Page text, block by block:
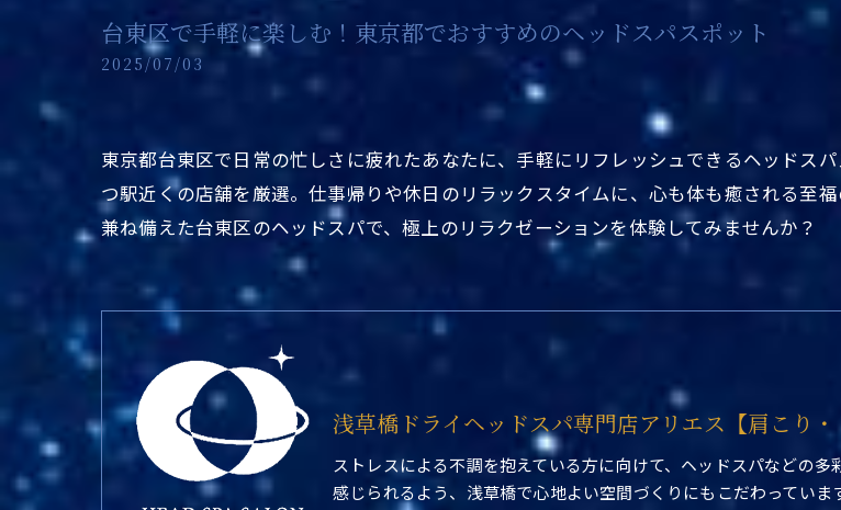
台東区で手軽に楽しむ！東京都でおすすめのヘッドスパスポット
2025/07/03
東京都台東区で日常の忙しさに疲れたあなたに、手軽にリフレッシュできるヘッドス
つ駅近くの店舗を厳選。仕事帰りや休日のリラックスタイムに、心も体も癒される至
兼ね備えた台東区のヘッドスパで、極上のリラクゼーションを体験してみませんか？
浅草橋ドライヘッドスパ専門店アリエス【肩こり・
ストレスによる不調を抱えている方に向けて、ヘッドスパなどの
感じられるよう、浅草橋で心地よい空間づくりにもこだわっていま